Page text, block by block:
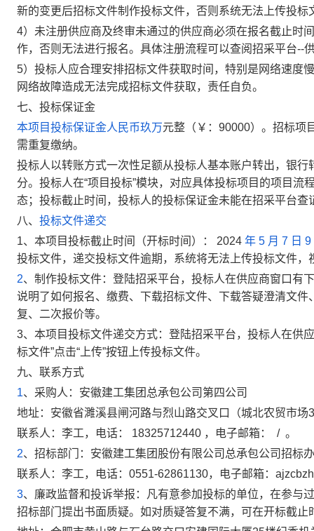
新的变更后招标文件制作投标文件，否则系统无法上传投标
4）未注册供应商及终审未通过的供应商必须在报名截止时
作，否则无法进行报名。具体注册流程可以查阅招采平台--
5）投标人应合理安排招标文件获取时间，特别是网络速度
网络故障造成无法完成招标文件获取，责任自负。
七、投标保证金
本项目投标保证金人民币玖万元整（￥：90000） 。招标项
需重复缴纳。
投标人以转账方式一次性足额从投标人基本账户转出，银
分。投标人在“项目投标”模块，对应具体投标项目的项目流
态；投标截止时间，投标人的投标保证金未能在招采平台查
八、 投标文件递交
1、本项目投标截止时间（开标时间）： 2024 年 5 月 7 日 9
投标文件，递交投标文件逾期，系统将无法上传投标文件，
2、制作投标文件：登陆招采平台，投标人在供应商窗口有
说明了如何报名、缴费、下载招标文件、下载答疑澄清文
复、二次报价等。
3、本项目投标文件递交方式：登陆招采平台，投标人在供
标文件”点击“上传”按钮上传投标文件。
九、联系方式
1、采购人： 安徽建工集团总承包公司第四公司
地址： 安徽省濉溪县闸河路与烈山路交叉口（城北农贸市场
联系人： 李工，电话： 18325712440 ，电子邮箱： / 。
2、招标部门： 安徽建工集团股份有限公司总承包公司招标办
联系人： 李工，电话： 0551-62861130，电子邮箱：
3、廉政监督和投诉举报：凡有意参加投标的单位，在参与
招标部门提出书面质疑。如对质疑答复不满，可在开标截